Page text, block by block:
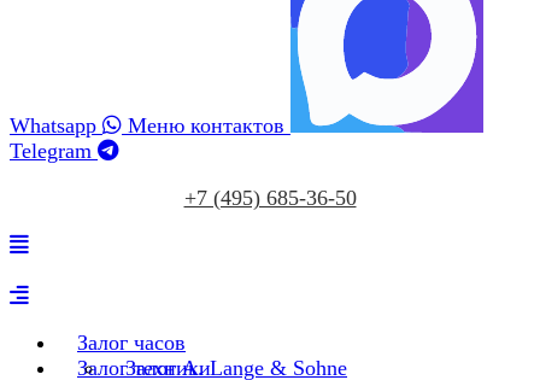
Whatsapp
Меню контактов
Telegram
+7 (495) 685‑36‑50
Залог часов
Залог A. Lange & Sohne
Залог техники